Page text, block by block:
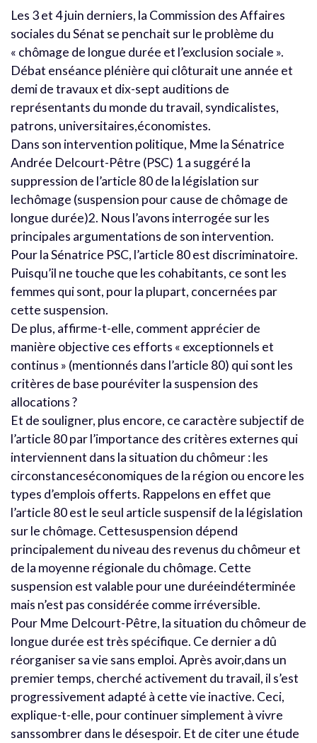
Les 3 et 4 juin derniers, la Commission des Affaires
sociales du Sénat se penchait sur le problème du
« chômage de longue durée et l’exclusion sociale ».
Débat enséance plénière qui clôturait une année et
demi de travaux et dix-sept auditions de
représentants du monde du travail, syndicalistes,
patrons, universitaires,économistes.
Dans son intervention politique, Mme la Sénatrice
Andrée Delcourt-Pêtre (PSC) 1 a suggéré la
suppression de l’article 80 de la législation sur
lechômage (suspension pour cause de chômage de
longue durée)2. Nous l’avons interrogée sur les
principales argumentations de son intervention.
Pour la Sénatrice PSC, l’article 80 est discriminatoire.
Puisqu’il ne touche que les cohabitants, ce sont les
femmes qui sont, pour la plupart, concernées par
cette suspension.
De plus, affirme-t-elle, comment apprécier de
manière objective ces efforts « exceptionnels et
continus » (mentionnés dans l’article 80) qui sont les
critères de base pouréviter la suspension des
allocations ?
Et de souligner, plus encore, ce caractère subjectif de
l’article 80 par l’importance des critères externes qui
interviennent dans la situation du chômeur : les
circonstanceséconomiques de la région ou encore les
types d’emplois offerts. Rappelons en effet que
l’article 80 est le seul article suspensif de la législation
sur le chômage. Cettesuspension dépend
principalement du niveau des revenus du chômeur et
de la moyenne régionale du chômage. Cette
suspension est valable pour une duréeindéterminée
mais n’est pas considérée comme irréversible.
Pour Mme Delcourt-Pêtre, la situation du chômeur de
longue durée est très spécifique. Ce dernier a dû
réorganiser sa vie sans emploi. Après avoir,dans un
premier temps, cherché activement du travail, il s’est
progressivement adapté à cette vie inactive. Ceci,
explique-t-elle, pour continuer simplement à vivre
sanssombrer dans le désespoir. Et de citer une étude